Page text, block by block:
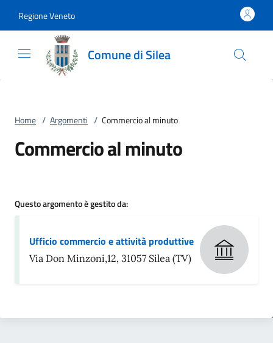
Regione Veneto
Comune di Silea
Home / Argomenti / Commercio al minuto
Commercio al minuto
Questo argomento è gestito da:
Ufficio commercio e attività produttive
Via Don Minzoni,12, 31057 Silea (TV)